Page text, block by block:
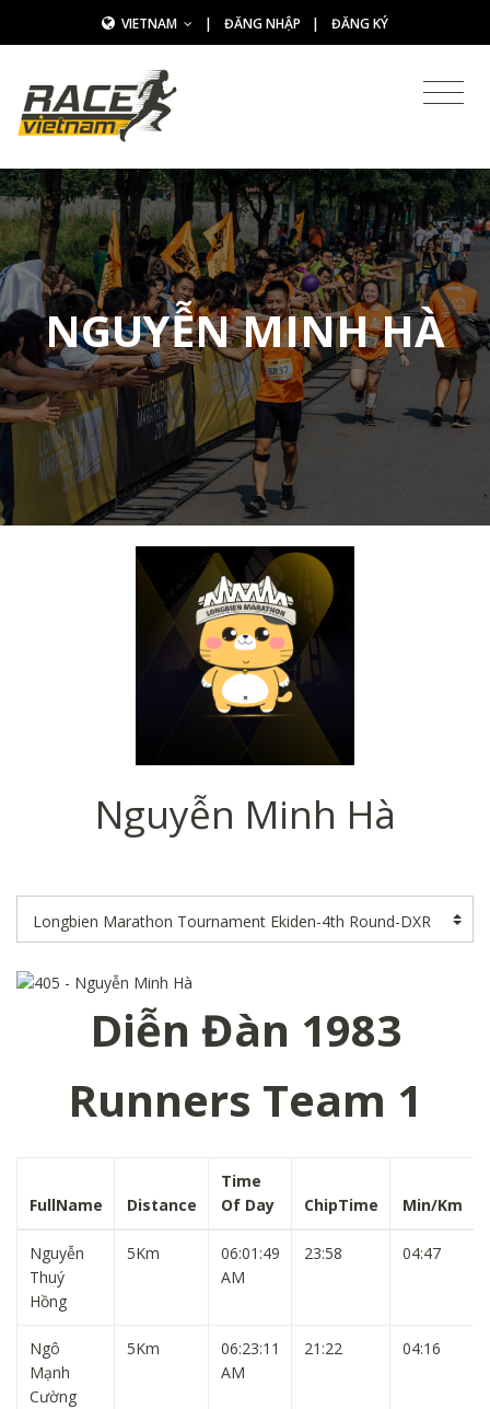
VIETNAM | ĐĂNG NHẬP | ĐĂNG KÝ
NGUYỄN MINH HÀ
Nguyễn Minh Hà
Diễn Đàn 1983
Runners Team 1
FullName Distance
Time
Of Day
ChipTime Min/Km
Nguyễn
Thuý
Hồng
5Km
06:01:49
AM
23:58 04:47
Ngô
Mạnh
Cường
5Km
06:23:11
AM
21:22 04:16